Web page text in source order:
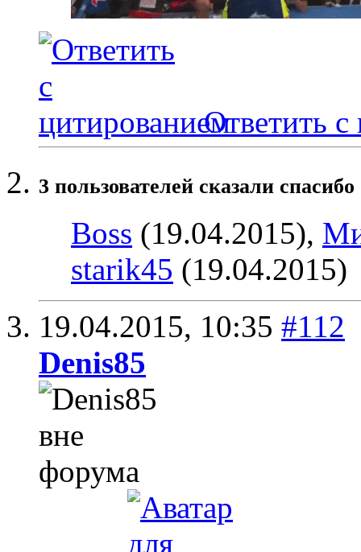
Ответить с
3 пользователей сказали
Boss (19.04.2015),
starik45 (19.04.2015)
19.04.2015, 10:35 #112
Denis85